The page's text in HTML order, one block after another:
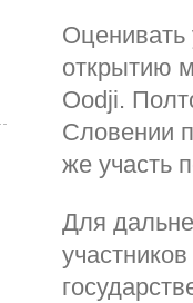
Оценивать
открытию
Oodji.
Словении
же участь
Для